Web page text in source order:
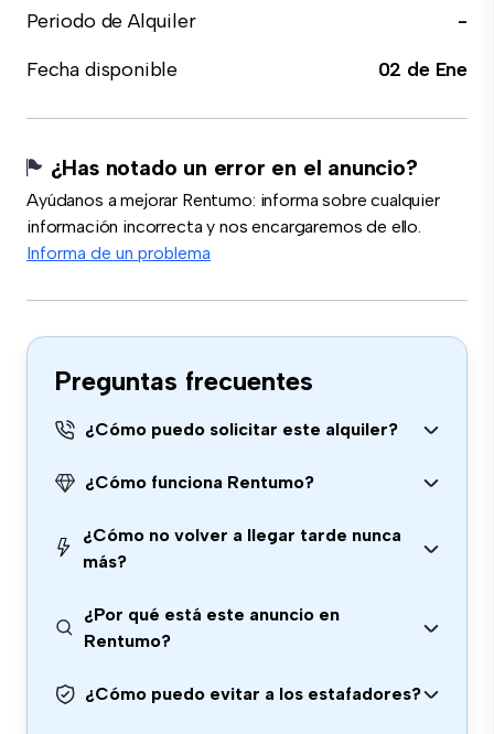
Periodo de Alquiler
-
Fecha disponible
02 de Ene
¿Has notado un error en el anuncio?
Ayúdanos a mejorar Rentumo: informa sobre cualquier
información incorrecta y nos encargaremos de ello.
Informa de un problema
Preguntas frecuentes
¿Cómo puedo solicitar este alquiler?
¿Cómo funciona Rentumo?
¿Cómo no volver a llegar tarde nunca
más?
¿Por qué está este anuncio en
Rentumo?
¿Cómo puedo evitar a los estafadores?